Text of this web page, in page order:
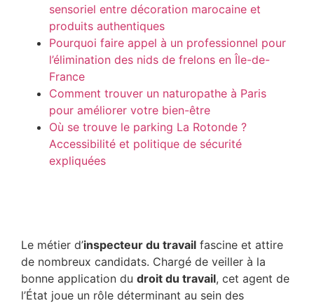
Le métier d’inspecteur du travail fascine et attire
de nombreux candidats. Chargé de veiller à la
bonne application du droit du travail, cet agent de
l’État joue un rôle déterminant au sein des
sensoriel entre décoration marocaine et
produits authentiques
Pourquoi faire appel à un professionnel pour
l’élimination des nids de frelons en Île-de-
France
Comment trouver un naturopathe à Paris
pour améliorer votre bien-être
Où se trouve le parking La Rotonde ?
Accessibilité et politique de sécurité
expliquées